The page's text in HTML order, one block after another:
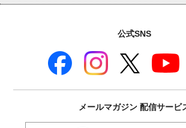
公式SNS
メールマガジン 配信サービ